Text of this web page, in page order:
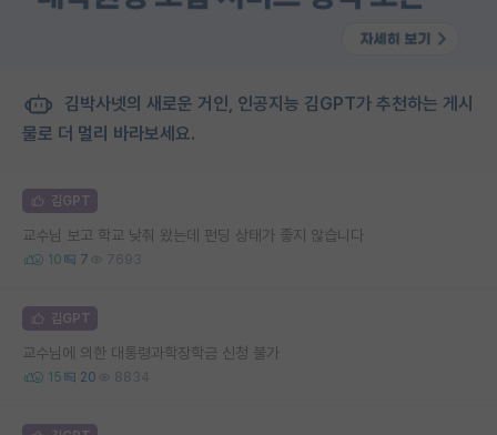
김박사넷의 새로운 거인, 인공지능 김GPT가 추천하는 게시
물로 더 멀리 바라보세요.
김GPT
교수님 보고 학교 낮춰 왔는데 펀딩 상태가 좋지 않습니다
10 7 7693
김GPT
교수님에 의한 대통령과학장학금 신청 불가
15 20 8834